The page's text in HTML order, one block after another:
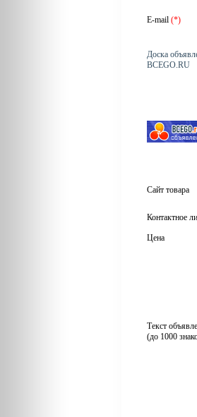
E-mail (*)
Доска
BCEGO.RU
Сайт товара
Контактное
Цена
Текст
(до 1000